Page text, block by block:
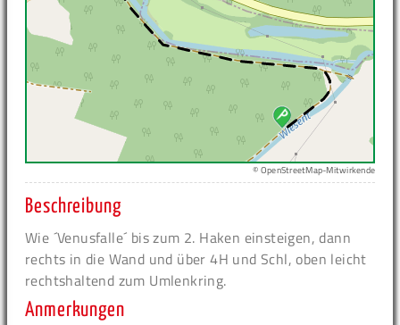
© OpenStreetMap-Mitwirkende
Beschreibung
Wie ´Venusfalle´ bis zum 2. Haken einsteigen, dann
rechts in die Wand und über 4H und Schl, oben leicht
rechtshaltend zum Umlenkring.
Anmerkungen